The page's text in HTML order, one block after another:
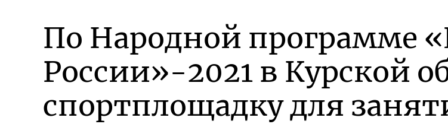
По Народной программе
России»-2021 в Курской
спортплощадку для